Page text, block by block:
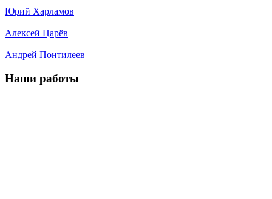
Юрий Харламов
Алексей Царёв
Андрей Понтилеев
Наши работы